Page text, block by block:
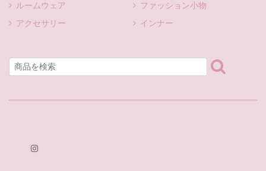
ルームウェア
ファッション小物
アクセサリー
インナー